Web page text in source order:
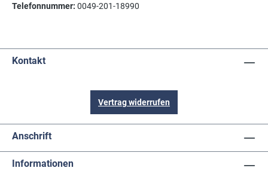
Telefonnummer: 0049-201-18990
Kontakt
Vertrag widerrufen
Anschrift
Informationen